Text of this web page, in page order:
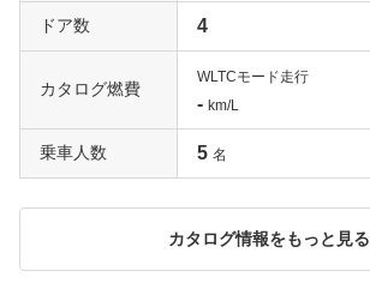
ドア数 4
カタログ燃費
WLTCモード走行
- km/L
乗車人数 5 名
カタログ情報をもっと見る